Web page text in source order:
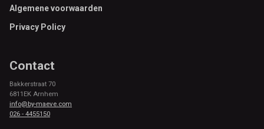
Footer
Algemene voorwaarden
Privacy Policy
Contact
Bakkerstraat 70
6811EK Arnhem
info@by-maeve.com
026 - 4455150